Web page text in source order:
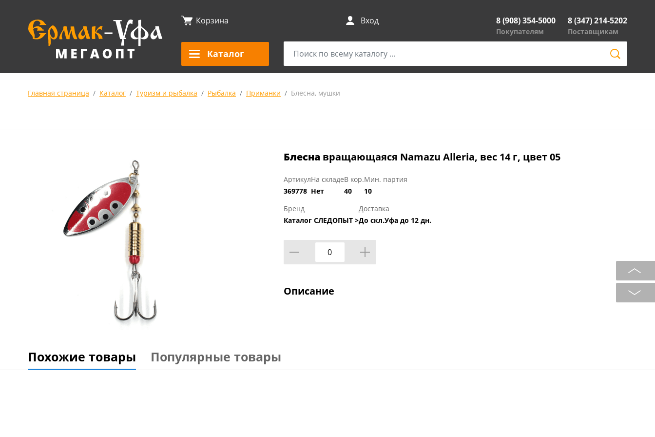
Корзина Вход 8 (908) 354-5000
Покупателям
8 (347) 214-5202
Поставщикам
Каталог
Главная страница Каталог Туризм и рыбалка Рыбалка Приманки Блесна, мушки
Блесна вращающаяся Namazu Alleria, вес 14 г, цвет 05
Артикул
369778
На складе
Нет
В кор.
40
Мин. партия
10
Бренд
Каталог СЛЕДОПЫТ >
Доставка
До скл.Уфа до 12 дн.
Описание
Похожие товары Популярные товары